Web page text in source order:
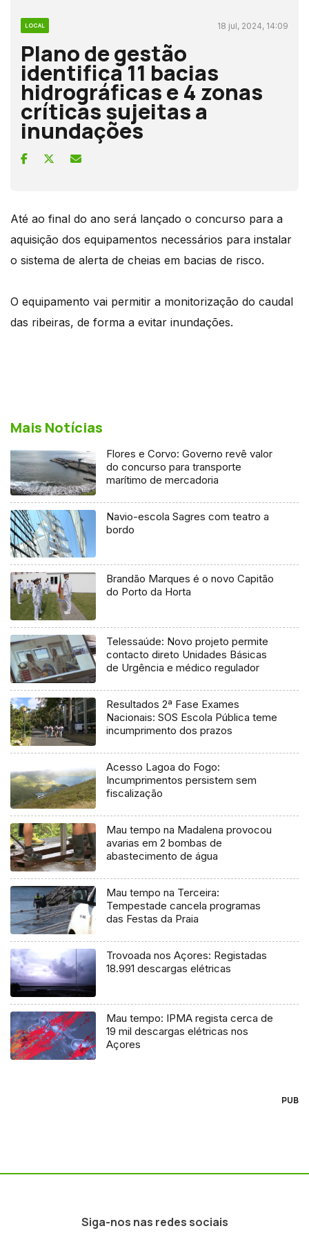
LOCAL 18 jul, 2024, 14:09
Plano de gestão
identifica 11 bacias
hidrográficas e 4 zonas
críticas sujeitas a
inundações
Até ao final do ano será lançado o concurso para a
aquisição dos equipamentos necessários para instalar
o sistema de alerta de cheias em bacias de risco.
O equipamento vai permitir a monitorização do caudal
das ribeiras, de forma a evitar inundações.
Mais Notícias
Flores e Corvo: Governo revê valor
do concurso para transporte
marítimo de mercadoria
Navio-escola Sagres com teatro a
bordo
Brandão Marques é o novo Capitão
do Porto da Horta
Telessaúde: Novo projeto permite
contacto direto Unidades Básicas
de Urgência e médico regulador
Resultados 2ª Fase Exames
Nacionais: SOS Escola Pública teme
incumprimento dos prazos
Acesso Lagoa do Fogo:
Incumprimentos persistem sem
fiscalização
Mau tempo na Madalena provocou
avarias em 2 bombas de
abastecimento de água
Mau tempo na Terceira:
Tempestade cancela programas
das Festas da Praia
Trovoada nos Açores: Registadas
18.991 descargas elétricas
Mau tempo: IPMA regista cerca de
19 mil descargas elétricas nos
Açores
PUB
Siga-nos nas redes sociais